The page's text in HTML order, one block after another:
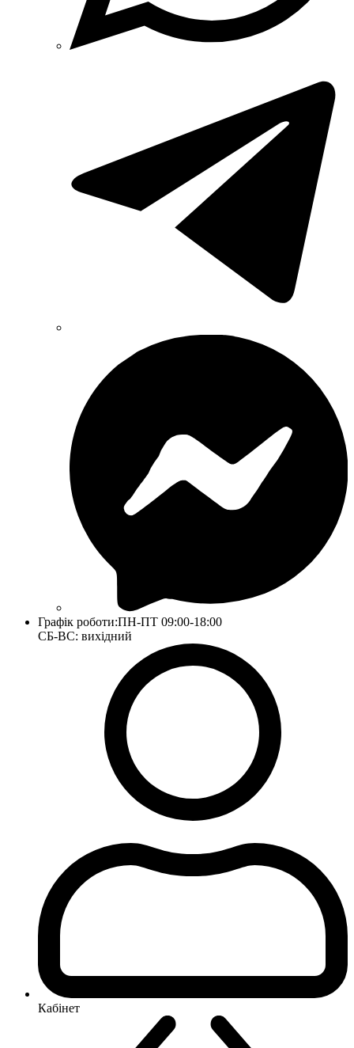
Графік роботи:ПН-ПТ 09:00-18:00
СБ-ВС: вихідний
Кабінет